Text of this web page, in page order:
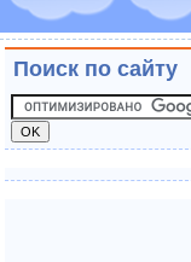
Поиск по сайту